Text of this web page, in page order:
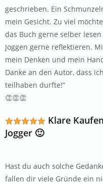
geschrieben. Ein
mein Gesicht. Zu viel
das Buch gerne selber
Joggen gerne reflektieren.
mein Denken und mein
Danke an den Autor, dass
teilhaben durfte!“
👏👏👏
Klare
Jogger 🙂
Hast du auch solche
fallen dir viele Gründe ein